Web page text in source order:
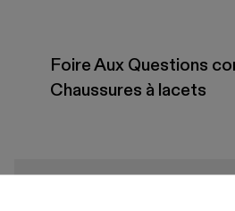
Foire Aux Questions
Chaussures à lacets